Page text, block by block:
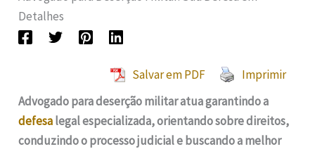
Detalhes
Salvar em PDF
Imprimir
Advogado para deserção militar atua garantindo a
defesalegal especializada, orientando sobre direitos,
conduzindo o processo judicial e buscando a melhor